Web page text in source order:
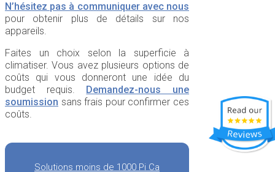
N’hésitez pas à communiquer avec nous
pour obtenir plus de détails sur nos
appareils.
Faites un choix selon la superficie à
climatiser. Vous avez plusieurs options de
coûts qui vous donneront une idée du
budget requis. Demandez-nous une
soumission sans frais pour confirmer ces
coûts.
Solutions moins de 1000 Pi Ca